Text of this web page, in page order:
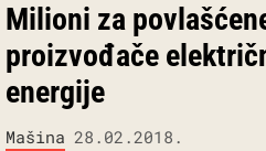
Milioni za
proizvođače
energije
Mašina 28.02.2018.